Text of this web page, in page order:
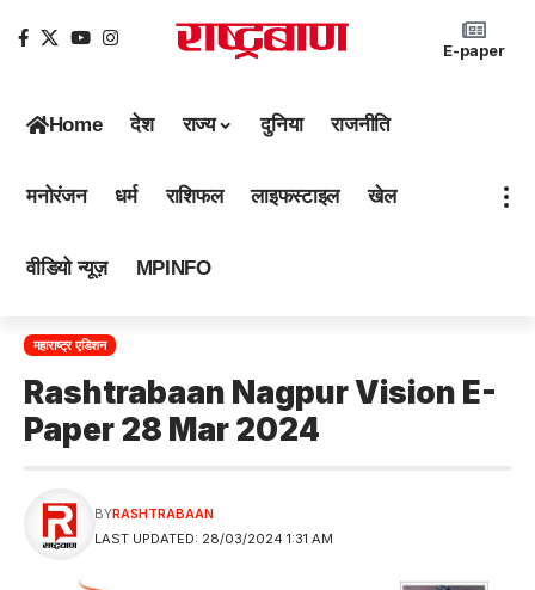
E-paper
Home देश राज्य दुनिया राजनीति
मनोरंजन धर्म राशिफल लाइफस्टाइल खेल
वीडियो न्यूज़ MPINFO
महाराष्ट्र एडिशन
Rashtrabaan Nagpur Vision E-
Paper 28 Mar 2024
LAST UPDATED: 28/03/2024 1:31 AM
BYRASHTRABAAN